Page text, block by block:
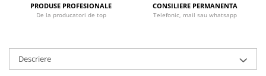
PRODUSE PROFESIONALE
De la producatori de top
CONSILIERE PERMANENTA
Telefonic, mail sau whatsapp
Descriere